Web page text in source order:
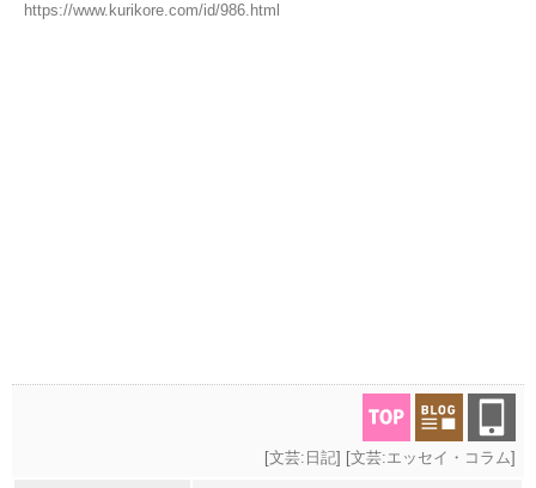
https://www.kurikore.com/id/986.html
[文芸:日記] [文芸:エッセイ・コラム]